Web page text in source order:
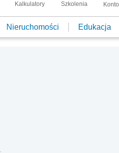
Kalkulatory Szkolenia Konto
Nieruchomości Edukacja